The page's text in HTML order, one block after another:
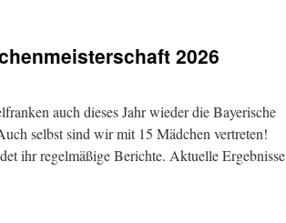
2026
auch dieses Jahr wieder die Bayerische
selbst sind wir mit 15 Mädchen vertreten!
ihr regelmäßige Berichte. Aktuelle Ergebnisse